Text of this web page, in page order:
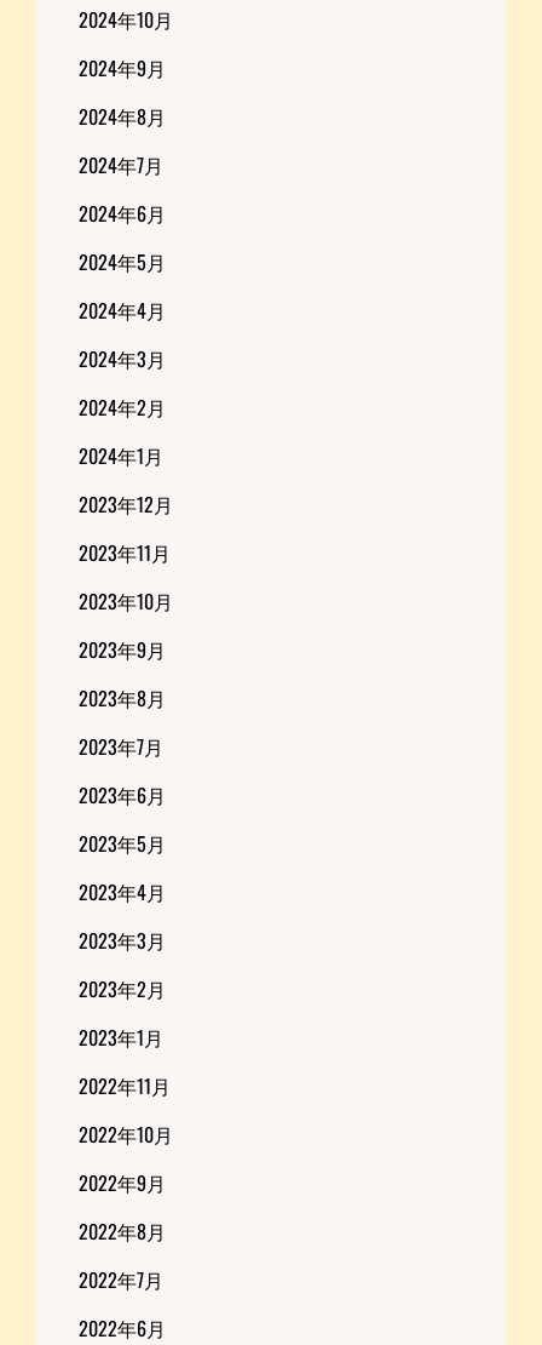
2024年10月
2024年9月
2024年8月
2024年7月
2024年6月
2024年5月
2024年4月
2024年3月
2024年2月
2024年1月
2023年12月
2023年11月
2023年10月
2023年9月
2023年8月
2023年7月
2023年6月
2023年5月
2023年4月
2023年3月
2023年2月
2023年1月
2022年11月
2022年10月
2022年9月
2022年8月
2022年7月
2022年6月